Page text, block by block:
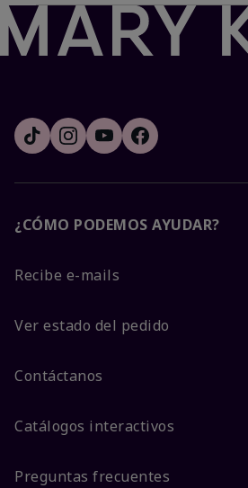
¿CÓMO PODEMOS AYUDAR?
Recibe e-mails
Ver estado del pedido
Contáctanos
Catálogos interactivos
Preguntas frecuentes